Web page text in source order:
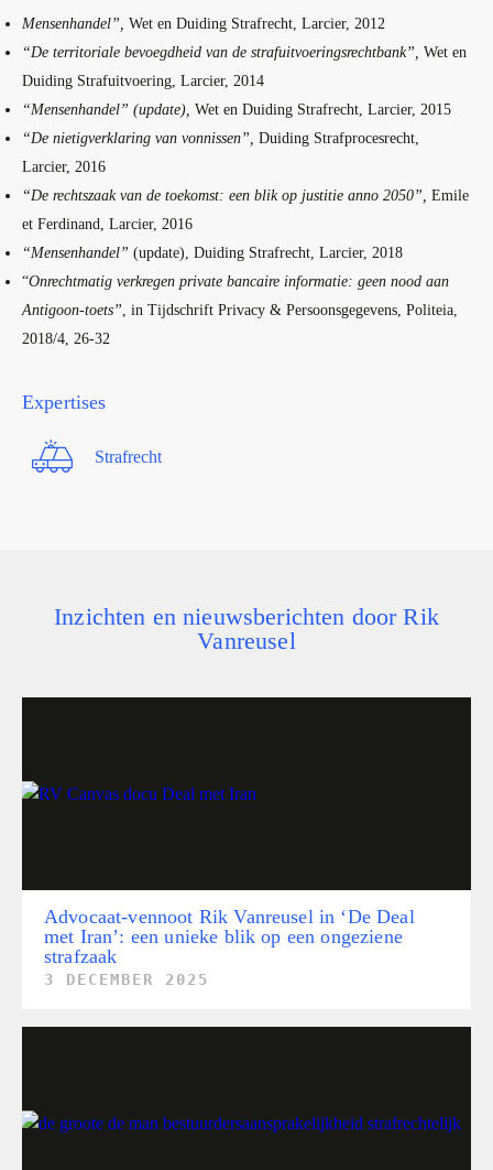
Mensenhandel”, Wet en Duiding Strafrecht, Larcier, 2012
“De territoriale bevoegdheid van de strafuitvoeringsrechtbank”, Wet en
Duiding Strafuitvoering, Larcier, 2014
“Mensenhandel” (update), Wet en Duiding Strafrecht, Larcier, 2015
“De nietigverklaring van vonnissen”, Duiding Strafprocesrecht,
Larcier, 2016
“De rechtszaak van de toekomst: een blik op justitie anno 2050”, Emile
et Ferdinand, Larcier, 2016
“Mensenhandel” (update), Duiding Strafrecht, Larcier, 2018
“Onrechtmatig verkregen private bancaire informatie: geen nood aan
Antigoon-toets”, in Tijdschrift Privacy & Persoonsgegevens, Politeia,
2018/4, 26-32
Expertises
Strafrecht
Inzichten en nieuwsberichten door Rik
Vanreusel
Advocaat-vennoot Rik Vanreusel in ‘De Deal
met Iran’: een unieke blik op een ongeziene
strafzaak
3 DECEMBER 2025